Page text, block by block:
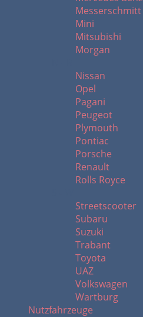
Messerschmitt
Mini
Mitsubishi
Morgan
Nissan
Opel
Pagani
Peugeot
Plymouth
Pontiac
Porsche
Renault
Rolls Royce
Streetscooter
Subaru
Suzuki
Trabant
Toyota
UAZ
Volkswagen
Wartburg
Nutzfahrzeuge